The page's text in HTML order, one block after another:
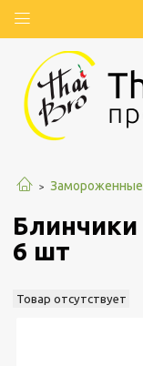
6 шт
Товар отсутствует